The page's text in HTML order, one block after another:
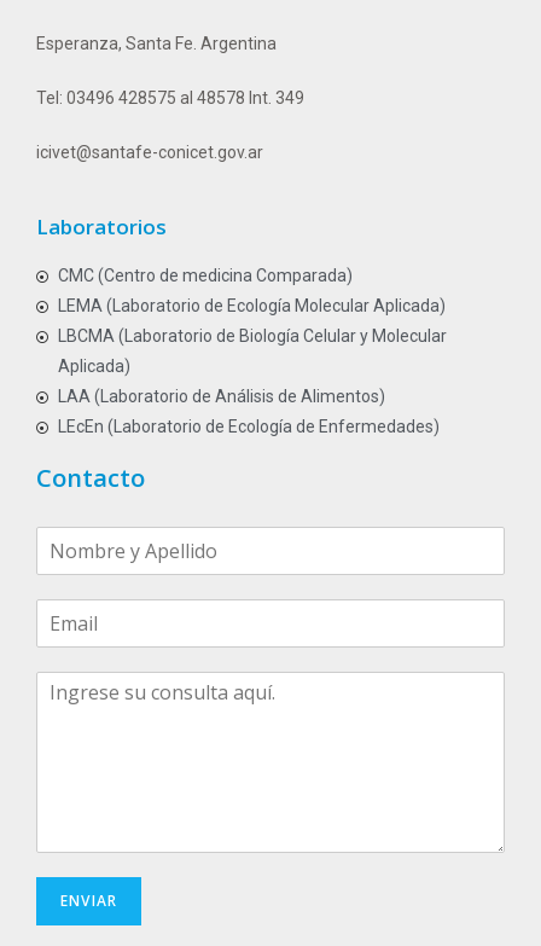
Esperanza, Santa Fe. Argentina
Tel: 03496 428575 al 48578 Int. 349
icivet@santafe-conicet.gov.ar
Laboratorios
CMC (Centro de medicina Comparada)
LEMA (Laboratorio de Ecología Molecular Aplicada)
LBCMA (Laboratorio de Biología Celular y Molecular
Aplicada)
LAA (Laboratorio de Análisis de Alimentos)
LEcEn (Laboratorio de Ecología de Enfermedades)
Contacto
ENVIAR